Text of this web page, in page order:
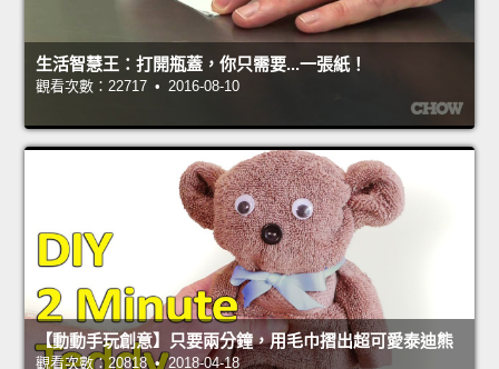
生活智慧王：打開瓶蓋，你只需要...一張紙！
觀看次數：22717 • 2016-08-10
【動動手玩創意】只要兩分鐘，用毛巾摺出超可愛泰迪熊
觀看次數：20818 • 2018-04-18